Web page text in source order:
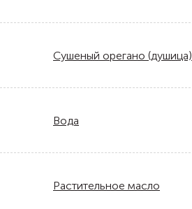
Сушеный орегано (душица)
Вода
Растительное масло